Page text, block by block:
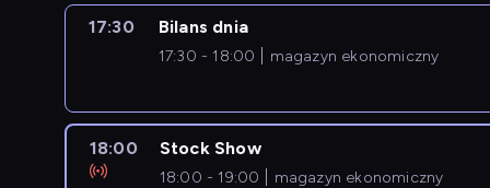
17:30 Bilans dnia
17:30 - 18:00 magazyn ekonomiczny
18:00 Stock Show
18:00 - 19:00
magazyn ekonomiczny